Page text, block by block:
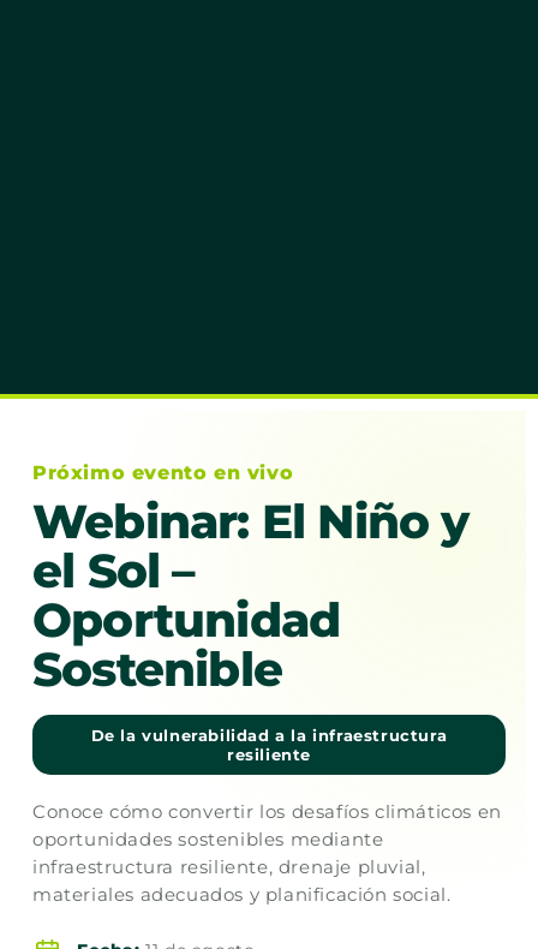
Próximo evento en vivo
Webinar: El Niño y
el Sol –
Oportunidad
Sostenible
De la vulnerabilidad a la infraestructura
resiliente
Conoce cómo convertir los desafíos climáticos en
oportunidades sostenibles mediante
infraestructura resiliente, drenaje pluvial,
materiales adecuados y planificación social.